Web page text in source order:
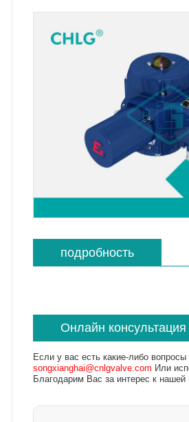
подробность
Онлайн консультация
Если у вас есть какие-либо
songxianghai@cnlgvalve.com Или
Благодарим Вас за интерес к нашей